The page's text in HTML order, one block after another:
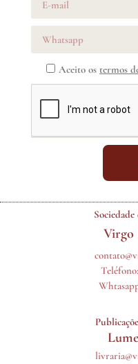
Aceito os termos
Virgo
Teléfono: